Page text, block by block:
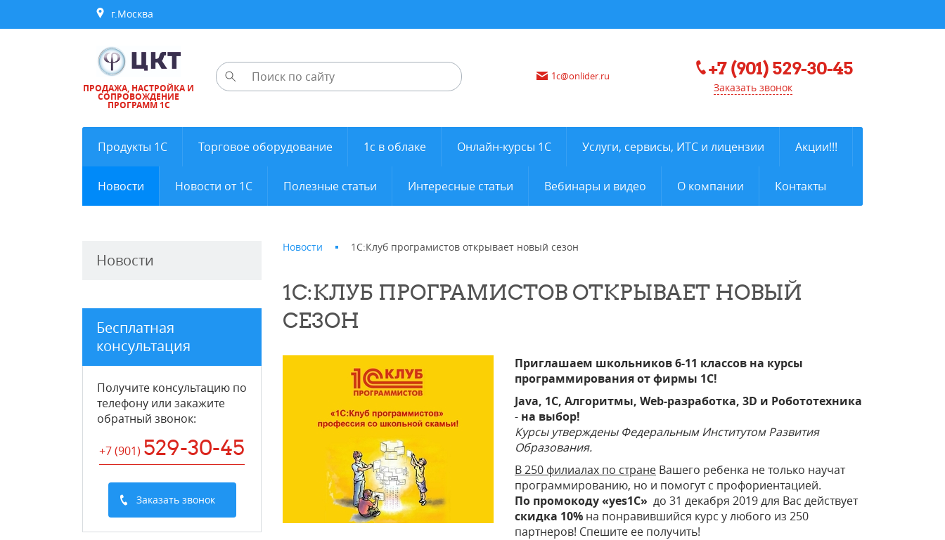
г.Москва
ПРОДАЖА, НАСТРОЙКА И
СОПРОВОЖДЕНИЕ
ПРОГРАММ 1С
1c@onlider.ru +7 (901) 529-30-45
Заказать звонок
Продукты 1С Торговое оборудование 1с в облаке Онлайн-курсы 1С Услуги, сервисы, ИТС и лицензии Акции!!!
Новости Новости от 1С Полезные статьи Интересные статьи Вебинары и видео О компании Контакты
Новости
Бесплатная
консультация
Получите консультацию по
телефону или закажите
обратный звонок:
+7 (901) 529-30-45
Заказать звонок
Новости 1С:Клуб програмистов открывает новый сезон
1С:КЛУБ ПРОГРАМИСТОВ ОТКРЫВАЕТ НОВЫЙ
СЕЗОН
Приглашаем школьников 6-11 классов на курсы
программирования от фирмы 1С!
Java, 1C, Алгоритмы, Web-разработка, 3D и Робототехника
- на выбор!
Курсы утверждены Федеральным Институтом Развития
Образования.
В 250 филиалах по стране Вашего ребенка не только научат
программированию, но и помогут с профориентацией.
По промокоду «yes1C» до 31 декабря 2019 для Вас действует
скидка 10% на понравившийся курс у любого из 250
партнеров! Спешите ее получить!